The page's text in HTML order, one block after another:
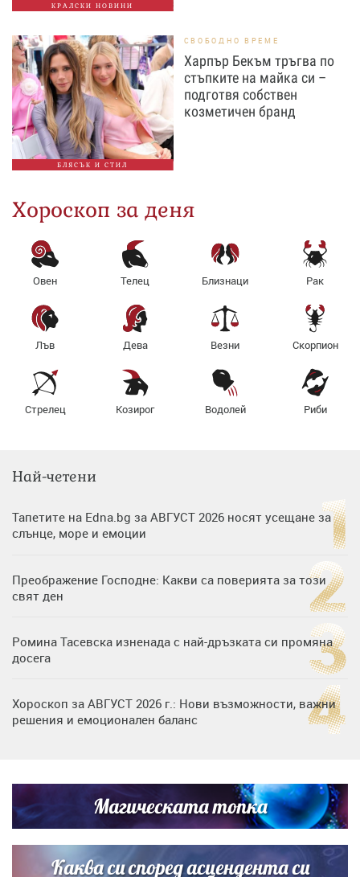
КРАЛСКИ НОВИНИ
БЛЯСЪК И СТИЛ
СВОБОДНО ВРЕМЕ
Харпър Бекъм тръгва по
стъпките на майка си –
подготвя собствен
козметичен бранд
Хороскоп за деня
Овен Телец Близнаци Рак
Лъв Дева Везни Скорпион
Стрелец Козирог Водолей Риби
Най-четени
Тапетите на Edna.bg за АВГУСТ 2026 носят усещане за
слънце, море и емоции
Преображение Господне: Какви са поверията за този
свят ден
Ромина Тасевска изненада с най-дръзката си промяна
досега
Хороскоп за АВГУСТ 2026 г.: Нови възможности, важни
решения и емоционален баланс
си деца на семейна морска приказка
Звездна ваканция в Майорка: Дженифър Анистън,
Кортни Кокс и Джим Къртис заедно на яхта
Магическата топка
Каква си според асцендента си